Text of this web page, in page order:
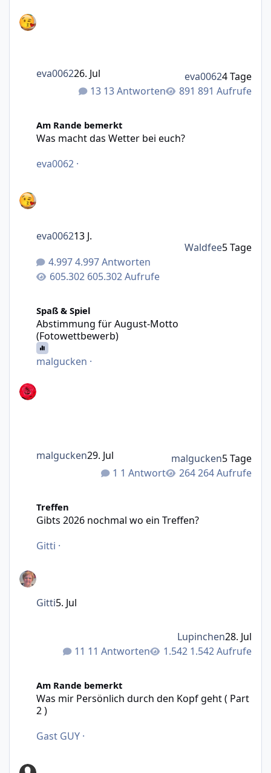
13 Antworten 891 Aufrufe
eva006226. Jul eva00624 Tage
Am Rande bemerkt
Was macht das Wetter bei euch?
eva0062 ·
4.997 Antworten
605.302 Aufrufe
eva006213 J.
Waldfee5 Tage
Spaß & Spiel
Abstimmung für August-Motto
(Fotowettbewerb)
malgucken ·
1 Antwort 264 Aufrufe
malgucken29. Jul malgucken5 Tage
Treffen
Gibts 2026 nochmal wo ein Treffen?
Gitti ·
11 Antworten 1.542 Aufrufe
Gitti5. Jul
Lupinchen28. Jul
Am Rande bemerkt
Was mir Persönlich durch den Kopf geht ( Part
2 )
Gast GUY ·